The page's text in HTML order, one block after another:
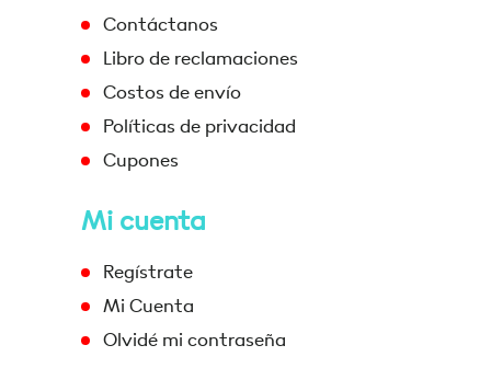
Contáctanos
Libro de reclamaciones
Costos de envío
Políticas de privacidad
Cupones
Mi cuenta
Regístrate
Mi Cuenta
Olvidé mi contraseña